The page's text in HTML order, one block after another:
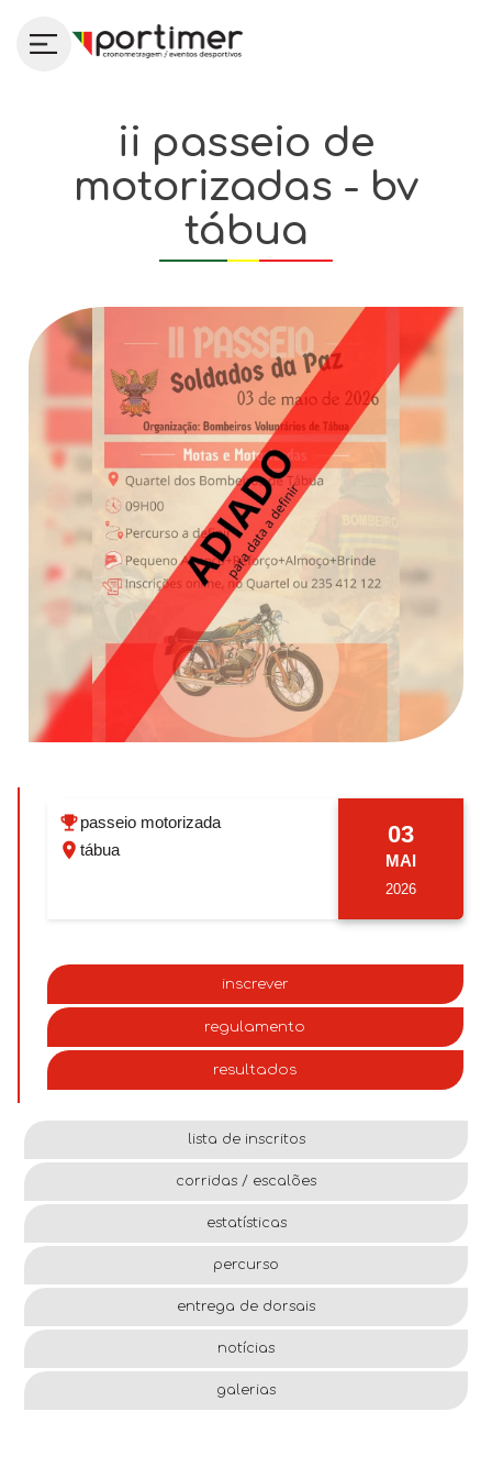
ii passeio de
motorizadas - bv
tábua
passeio motorizada
tábua
03
MAI
2026
inscrever
regulamento
resultados
lista de inscritos
corridas / escalões
estatísticas
percurso
entrega de dorsais
notícias
galerias